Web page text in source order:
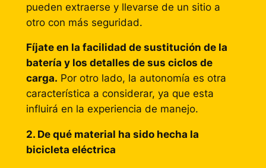
pueden extraerse y llevarse de un sitio a
otro con más seguridad.
Fíjate en la facilidad de sustitución de la
batería y los detalles de sus ciclos de
carga. Por otro lado, la autonomía es otra
característica a considerar, ya que esta
influirá en la experiencia de manejo.
2. De qué material ha sido hecha la
bicicleta eléctrica